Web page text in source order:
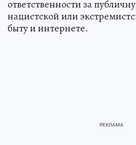
ответственности за
нацистской или
быту и интернете.